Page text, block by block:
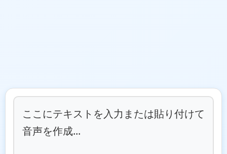
ここにテキストを入力または貼り付けて
音声を作成...